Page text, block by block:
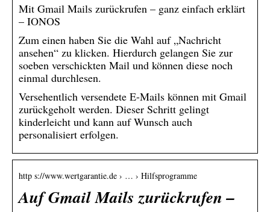
Mit Gmail Mails zurückrufen – ganz einfach erklärt
– IONOS
Zum einen haben Sie die Wahl auf „Nachricht
ansehen“ zu klicken. Hierdurch gelangen Sie zur
soeben verschickten Mail und können diese noch
einmal durchlesen.
Versehentlich versendete E-Mails können mit Gmail
zurückgeholt werden. Dieser Schritt gelingt
kinderleicht und kann auf Wunsch auch
personalisiert erfolgen.
http s://www.wertgarantie.de › … › Hilfsprogramme
Auf Gmail Mails zurückrufen –